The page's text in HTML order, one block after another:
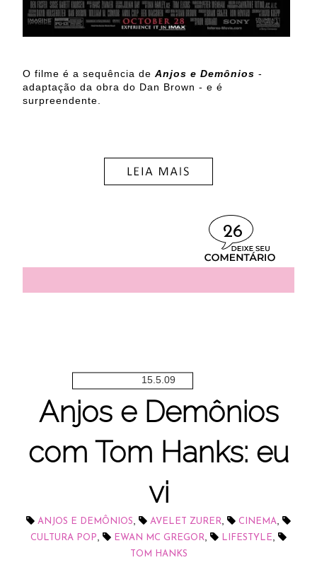
O filme é a sequência de Anjos e Demônios -
adaptação da obra do Dan Brown - e é
surpreendente.
26
15.5.09
Anjos e Demônios
com Tom Hanks: eu
vi
ANJOS E DEMÔNIOS AVELET ZURER CINEMA
CULTURA POP EWAN MC GREGOR LIFESTYLE
TOM HANKS